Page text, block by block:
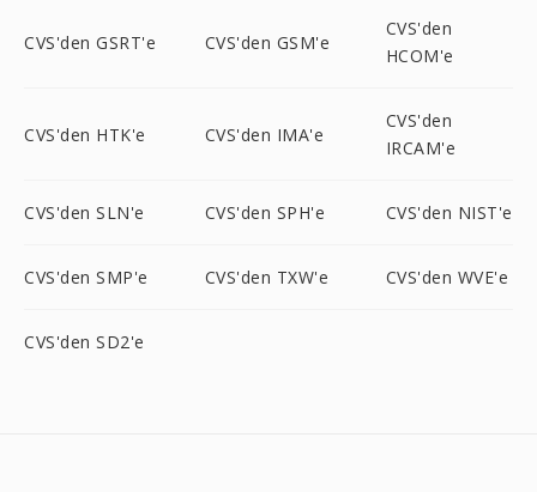
CVS'den GSRT'e CVS'den GSM'e
CVS'den
HCOM'e
CVS'den HTK'e CVS'den IMA'e
CVS'den
IRCAM'e
CVS'den SLN'e CVS'den SPH'e CVS'den NIST'e
CVS'den SMP'e CVS'den TXW'e CVS'den WVE'e
CVS'den SD2'e